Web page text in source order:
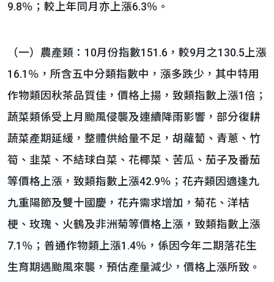
9.8％；較上年同月亦上漲6.3％。
（一）農產類：10月份指數151.6，較9月之130.5上漲
16.1％，所含五中分類指數中，漲多跌少，其中特用
作物類因秋茶品質佳，價格上揚，致類指數上漲1倍；
蔬菜類係受上月颱風侵襲及連續降雨影響，部分復耕
蔬菜產期延緩，整體供給量不足，胡蘿蔔、青蔥、竹
筍、韭菜、不結球白菜、花椰菜、苦瓜、茄子及番茄
等價格上漲，致類指數上漲42.9％；花卉類因適逢九
九重陽節及雙十國慶，花卉需求增加，菊花、洋桔
梗、玫瑰、火鶴及非洲菊等價格上漲，致類指數上漲
7.1％；普通作物類上漲1.4％，係因今年二期落花生
生育期遇颱風來襲，預估產量減少，價格上漲所致。